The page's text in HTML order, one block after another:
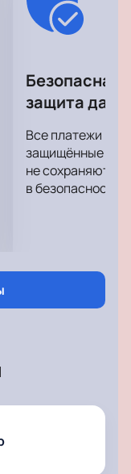
Безопасная
защита
Все платежи
защищённые
не сохраняются
в безопасности.